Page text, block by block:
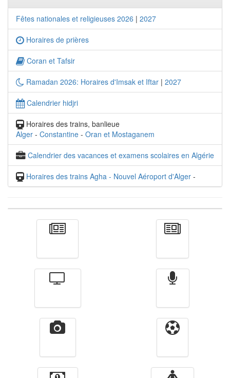
Fêtes nationales et religieuses 2026 | 2027
Horaires de prières
Coran et Tafsir
Ramadan 2026: Horaires d'Imsak et Iftar | 2027
Calendrier hidjri
Horaires des trains, banlieue
Alger - Constantine - Oran et Mostaganem
Calendrier des vacances et examens scolaires en Algérie
Horaires des trains Agha - Nouvel Aéroport d'Alger -